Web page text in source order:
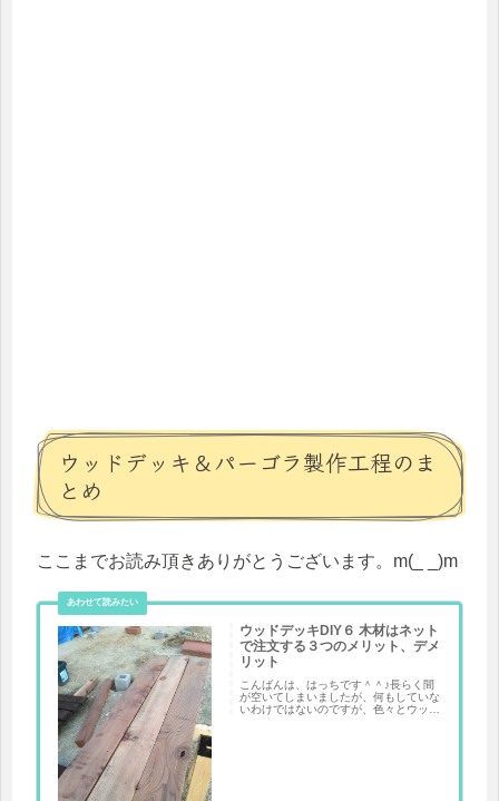
ウッドデッキ＆パーゴラ製作工程のま
とめ
ここまでお読み頂きありがとうございます。m(_ _)m
ウッドデッキDIY６ 木材はネット
で注文する３つのメリット、デメ
リット
こんばんは、はっちです＾＾♪長らく間
が空いてしまいましたが、何もしていな
いわけではないのですが、色々とウッド